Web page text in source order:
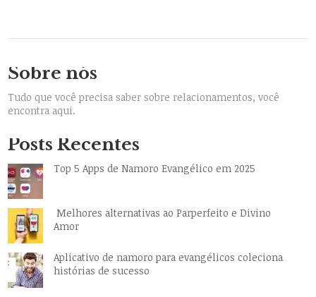
Sobre nós
Tudo que você precisa saber sobre relacionamentos, você
encontra aqui.
Posts Recentes
Top 5 Apps de Namoro Evangélico em 2025
Melhores alternativas ao Parperfeito e Divino
Amor
Aplicativo de namoro para evangélicos coleciona
histórias de sucesso